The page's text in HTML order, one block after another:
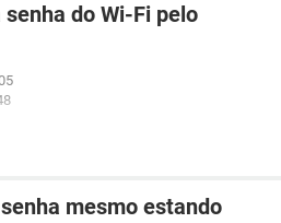
do Wi-Fi pelo
mesmo estando